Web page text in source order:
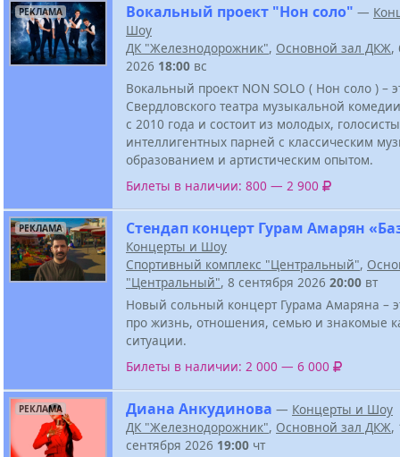
РЕКЛАМА Вокальный проект "Нон соло" —
Шоу
ДК "Железнодорожник", Основной зал ДКЖ,
2026 18:00 вс
Вокальный проект NON SOLO ( Нон соло ) –
Свердловского театра музыкальной
с 2010 года и состоит из молодых,
интеллигентных парней с классическим
образованием и артистическим опытом.
Билеты в наличии: 800 — 2 900
РЕКЛАМА Стендап концерт Гурам Амарян
Концерты и Шоу
Спортивный комплекс "Центральный",
"Центральный", 8 сентября 2026 20:00 вт
Новый сольный концерт Гурама Амаряна –
про жизнь, отношения, семью и знакомые
ситуации.
Билеты в наличии: 2 000 — 6 000
РЕКЛАМА Диана Анкудинова — Концерты и Шоу
ДК "Железнодорожник", Основной зал ДКЖ,
сентября 2026 19:00 чт